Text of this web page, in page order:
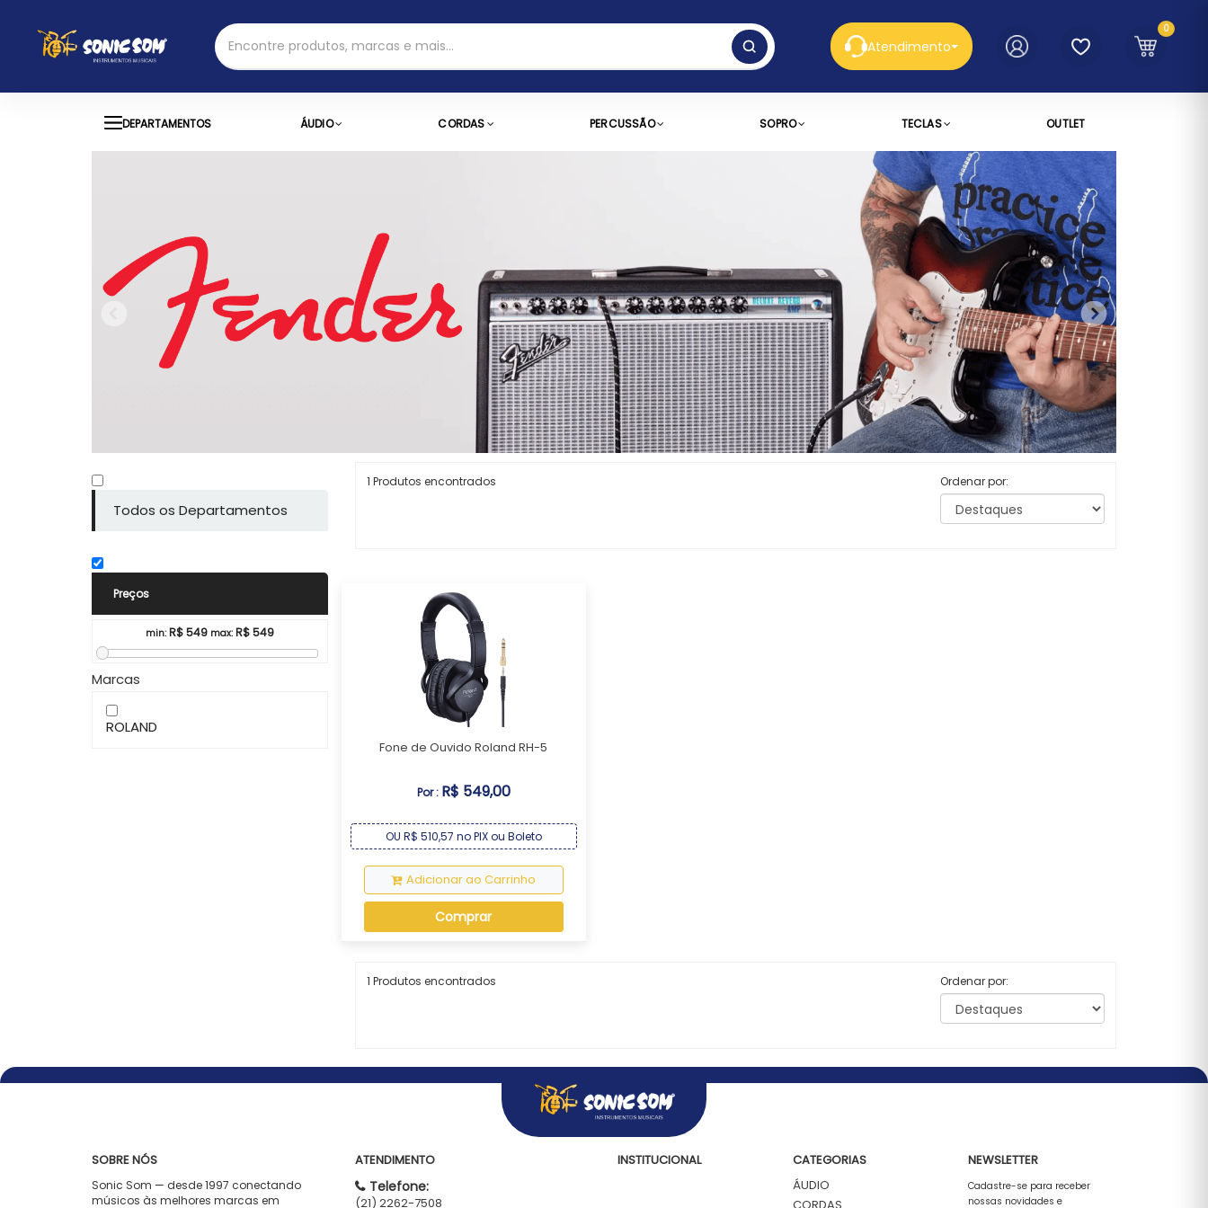
Atendimento
0
DEPARTAMENTOS ÁUDIO CORDAS PERCUSSÃO SOPRO TECLAS OUTLET
Todos os Departamentos
Preços
min: R$549 max: R$549
Marcas
ROLAND
1 Produtos encontrados Ordenar por:
Fone de Ouvido Roland RH-5
Por : R$ 549,00
OU R$ 510,57 no PIX ou Boleto
Adicionar ao Carrinho
Comprar
1 Produtos encontrados Ordenar por:
SOBRE NÓS
Sonic Som — desde 1997 conectando
músicos às melhores marcas em
ATENDIMENTO
Telefone:
(21) 2262-7508
INSTITUCIONAL
CATEGORIAS
ÁUDIO
NEWSLETTER
Cadastre-se para receber
nossas novidades e